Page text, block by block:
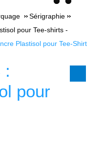
Sérigraphie
pour Tee-shirts -
Plastisol pour Tee-Shirt
:
pour